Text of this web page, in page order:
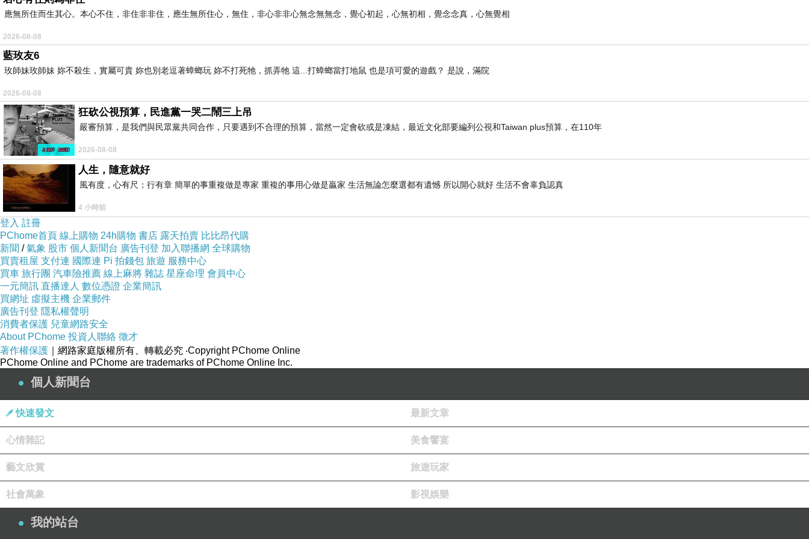
淚的歌
河水蜿蜒而下，漂浮著無數種子，等待開出
自由的花朵，而詩是必然的
鬥爭，沿著土地和根鬚，攀爬向樹和樹的枝椏
探尋，光和光的明亮
而白衣襟上的頭顱，垂落，思想卻努力地企圖
從聽診器中吶喊，並隨筆墨
汩汩流向了廣袤大地，母親的泥土，台灣話文
依舊顛簸前進
寂寞地流成了烏溪上澎湃的水聲
哀歌南國，風雨卻註釋了一首
新詩的命運
在棄絕了日本木屐
閃過了武士刀下銳利的電光後，詞語
無畏，繼續
往前走，穿過二二八
穿過了戒嚴和解嚴，穿過沉沉的睡
活潑潑
喊出了水聲上的天光
小孩們把白話詩
朗誦成了故鄉的稻穗，在溪水
兩岸，喚醒了
夢裡
夢裡明亮的台灣
應無所住而生其心。本心不住，非住非非住，應生無所住心，無住，非心非非心無念無無念，覺心初起，心無初相，覺念念真，心無覺相
2026-08-08
藍玫友6
玫師妹玫師妹 妳不殺生，實屬可貴 妳也別老逗著蟑螂玩 妳不打死牠，抓弄牠 這...打蟑螂當打地鼠 也是項可愛的遊戲？ 是說，滿院
2026-08-08
狂砍公視預算，民進黨一哭二鬧三上吊
嚴審預算，是我們與民眾黨共同合作，只要遇到不合理的預算，當然一定會砍或是凍結，最近文化部要編列公視和Taiwan plus預算，在110年
2026-08-08
人生，隨意就好
風有度，心有尺；行有章 簡單的事重複做是專家 重複的事用心做是贏家 生活無論怎麼選都有遺憾 所以開心就好 生活不會辜負認真
4 小時前
登入 註冊
PChome首頁 線上購物 24h購物 書店 露天拍賣 比比昂代購
新聞 /氣象 股市 個人新聞台 廣告刊登 加入聯播網 全球購物
買賣租屋 支付連 國際連 Pi 拍錢包 旅遊 服務中心
買車 旅行團 汽車險推薦 線上麻將 雜誌 星座命理 會員中心
一元簡訊 直播達人 數位憑證 企業簡訊
買網址 虛擬主機 企業郵件
廣告刊登 隱私權聲明
消費者保護 兒童網路安全
About PChome 投資人聯絡 徵才
著作權保護 ｜網路家庭版權所有、轉載必究 ‧Copyright PChome Online
PChome Online and PChome are trademarks of PChome Online Inc.
個人新聞台
快速發文 最新文章
心情雜記 美食饗宴
藝文欣賞 旅遊玩家
社會萬象 影視娛樂
我的站台